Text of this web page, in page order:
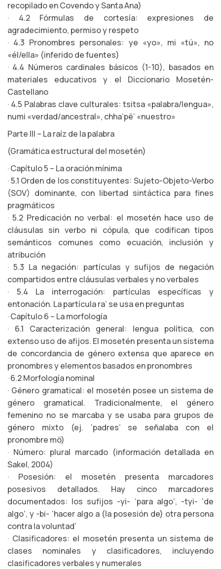
recopilado en Covendo y Santa Ana)
· 4.2 Fórmulas de cortesía: expresiones de
agradecimiento, permiso y respeto
· 4.3 Pronombres personales: ye «yo», mi «tú», no
«él/ella» (inferido de fuentes)
· 4.4 Números cardinales básicos (1-10), basados en
materiales educativos y el Diccionario Mosetén-
Castellano
· 4.5 Palabras clave culturales: tsitsa «palabra/lengua»,
numi «verdad/ancestral», chha’pë’ «nuestro»
Parte III – La raíz de la palabra
(Gramática estructural del mosetén)
· Capítulo 5 – La oración mínima
· 5.1 Orden de los constituyentes: Sujeto-Objeto-Verbo
(SOV) dominante, con libertad sintáctica para fines
pragmáticos
· 5.2 Predicación no verbal: el mosetén hace uso de
cláusulas sin verbo ni cópula, que codifican tipos
semánticos comunes como ecuación, inclusión y
atribución
· 5.3 La negación: partículas y sufijos de negación
compartidos entre cláusulas verbales y no verbales
· 5.4 La interrogación: partículas específicas y
entonación. La partícula ra’ se usa en preguntas
· Capítulo 6 – La morfología
· 6.1 Caracterización general: lengua política, con
extenso uso de afijos. El mosetén presenta un sistema
de concordancia de género extensa que aparece en
pronombres y elementos basados en pronombres
· 6.2 Morfología nominal
· Género gramatical: el mosetén posee un sistema de
género gramatical. Tradicionalmente, el género
femenino no se marcaba y se usaba para grupos de
género mixto (ej. ‘padres’ se señalaba con el
pronombre mö)
· Número: plural marcado (información detallada en
Sakel, 2004)
· Posesión: el mosetén presenta marcadores
posesivos detallados. Hay cinco marcadores
documentados: los sufijos -yi- ‘para algo’, -tyi- ‘de
algo’, y -bi- ‘hacer algo a (la posesión de) otra persona
contra la voluntad’
· Clasificadores: el mosetén presenta un sistema de
clases nominales y clasificadores, incluyendo
clasificadores verbales y numerales